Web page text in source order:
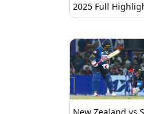
2025 Full
पहिल्या एकदिवसीय
राखून पराभव करून
0 अशी घेतली आघाडी;
vs SL सामन्याचे संपूर्ण
हायलाइट्स येथे